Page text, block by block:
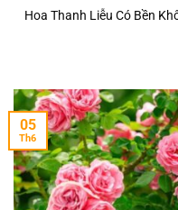
Hoa Thanh Liễu Có Bền
05
Th6